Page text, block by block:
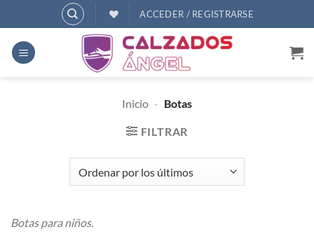
al
contenido
ACCEDER / REGISTRARSE
Inicio - Botas
FILTRAR
Botas para niños.